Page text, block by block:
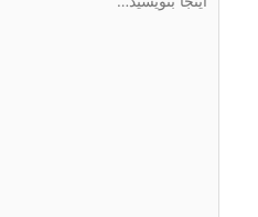
بنویسید…